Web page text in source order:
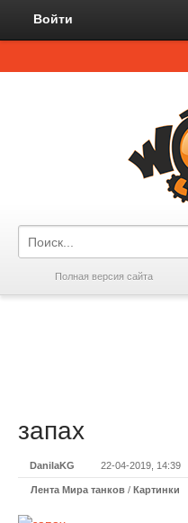
Войти
Полная версия сайта
запах
DanilaKG 22-04-2019, 14:39
Лента Мира танков / Картинки